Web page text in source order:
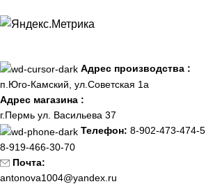
Адрес производства :
п.Юго-Камский, ул.Советская 1а
Адрес магазина :
г.Пермь ул. Васильева 37
Телефон: 8-902-473-474-5
8-919-466-30-70
Почта:
antonova1004@yandex.ru